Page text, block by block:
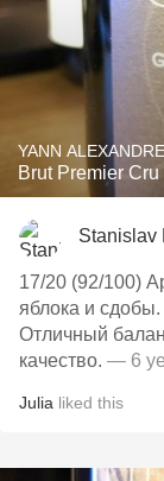
YANN ALEXANDRE
Brut Premier
Stanislav
17/20 (92/100)
яблока и
Отличный
качество. — 6
Julia liked this